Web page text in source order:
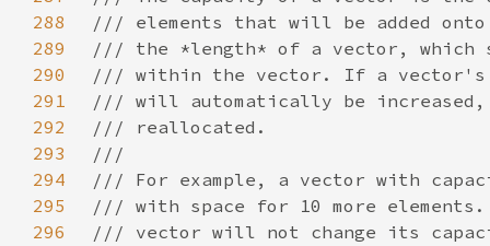
288
289
290
291
292
293
294
295
296